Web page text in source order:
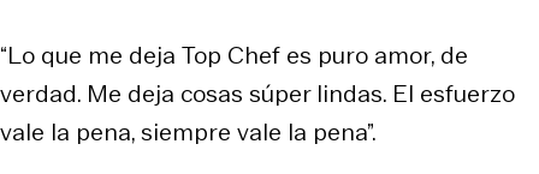
“Lo que me deja Top Chef es puro amor, de
verdad. Me deja cosas súper lindas. El esfuerzo
vale la pena, siempre vale la pena”.